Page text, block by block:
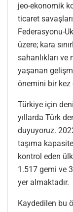
jeo-ekonomik
ticaret
Federasyonu-
üzere; kara
sahanlıkları
yaşanan
önemini bir kez
Türkiye için
yıllarda Türk
duyuyoruz.
taşıma
kontrol eden
1.517 gemi ve
yer almaktadır.
Kaydedilen bu